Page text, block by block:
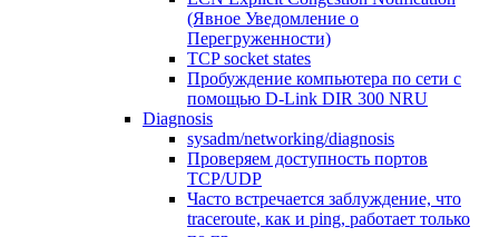
(Явное Уведомление о
Перегруженности)
TCP socket states
Пробуждение компьютера по сети с
помощью D-Link DIR 300 NRU
Diagnosis
sysadm/networking/diagnosis
Проверяем доступность портов
TCP/UDP
Часто встречается заблуждение, что
traceroute, как и ping, работает только